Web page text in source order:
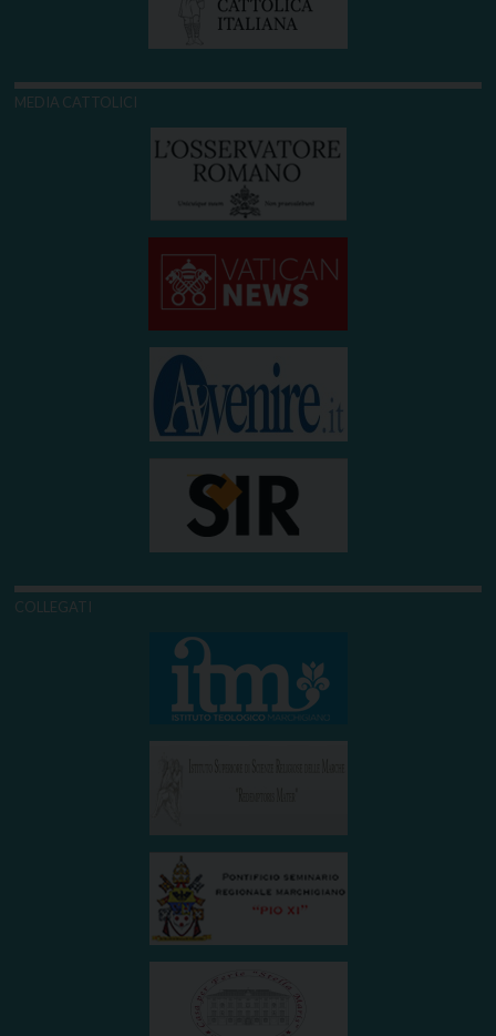
MEDIA CATTOLICI
COLLEGATI